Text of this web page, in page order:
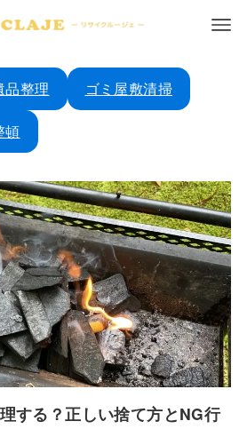
品整理 ゴミ屋敷清掃
頓
する？正しい捨て方とNG行